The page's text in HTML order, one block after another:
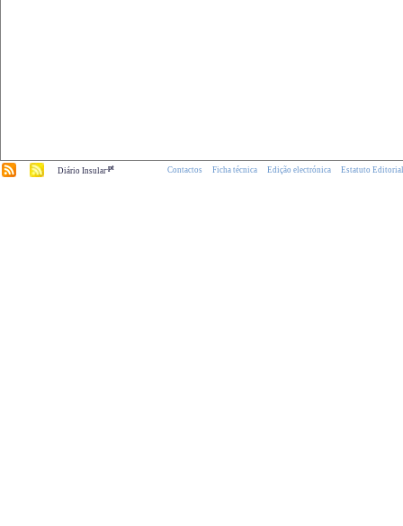
Diário Insular.pt Contactos Ficha técnica Edição electrónica Estatuto Editorial